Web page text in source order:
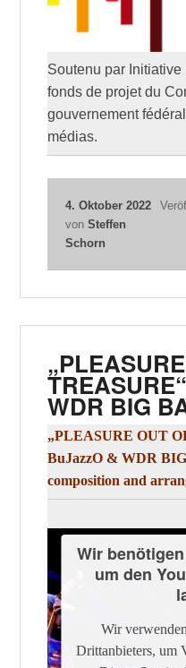
Soutenu par
fonds de projet du
gouvernement
médias.
4. Oktober 2022
vonSteffen
Schorn
WDR BIG
„PLEASURE OUT
BuJazzO & WDR
composition and
Wir
um den
Wir
Drittanbieters, um